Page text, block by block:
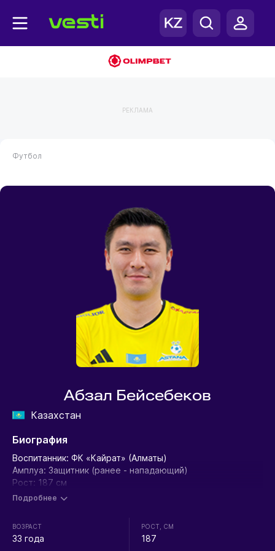
РЕКЛАМА
Футбол
Абзал Бейсебеков
Казахстан
Биография
Воспитанник: ФК «Кайрат» (Алматы)
Амплуа: Защитник (ранее - нападающий)
Рост: 187 см
Вес: 78 кг
Чемпионат Казахстана:
2008 Кайрат (Алматы) Премьер-Лига 10(16) 5
Подробнее
ВОЗРАСТ
33 года
РОСТ, СМ
187